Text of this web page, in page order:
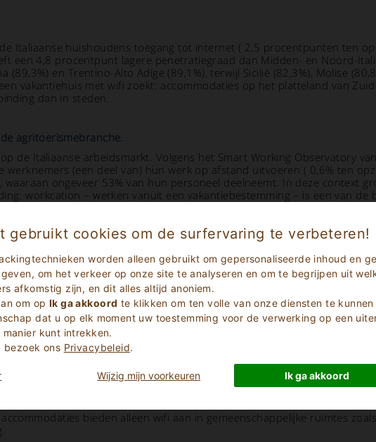
gebruikt cookies om de surfervaring te verbeteren!
worden alleen gebruikt om gepersonaliseerde inhoud en
om het verkeer op onze site te analyseren en om te begrijpen uit
afkomstig zijn, en dit alles altijd anoniem.
om op Ik ga akkoord te klikken om ten volle van onze diensten te kunnen
dat u op elk moment uw toestemming voor de verwerking op een
kunt intrekken.
bezoek ons Privacybeleid.
Wijzig mijn voorkeuren Ik ga akkoord
Italiaanse huishoudens toegang tot internet ( 2,5 procentpunten ten
een 4,8 procentpunt lagere penetratiegraad dan Midden- en Noord-
en Trentino-Alto Adige (89,1%), terwijl Sicilië (82,3%), Molise
vakantiehuis met wifi zoekt: accommodaties op het platteland van
dan in steden.
agritoerismebranche.
de Italiaanse arbeidsmarkt. Volgens het Smart Working Observatory
(een deel van) hun werk op afstand uitvoeren ( 0,6% ten
ongeveer 53% van hun personeel deelneemt. In deze context
workcation – werken vanuit een vakantiebestemming – is een van de
biedt voor de zoektocht naar een balans tussen productiviteit en
Universiteit Milaan, 2025)
wifi-verbinding
wifi-dekking op de kamers.
Vraag niet alleen of er wifi beschikbaar is. Vraag naar de snelheid in
accommodaties bieden alleen wifi aan in gemeenschappelijke ruimtes